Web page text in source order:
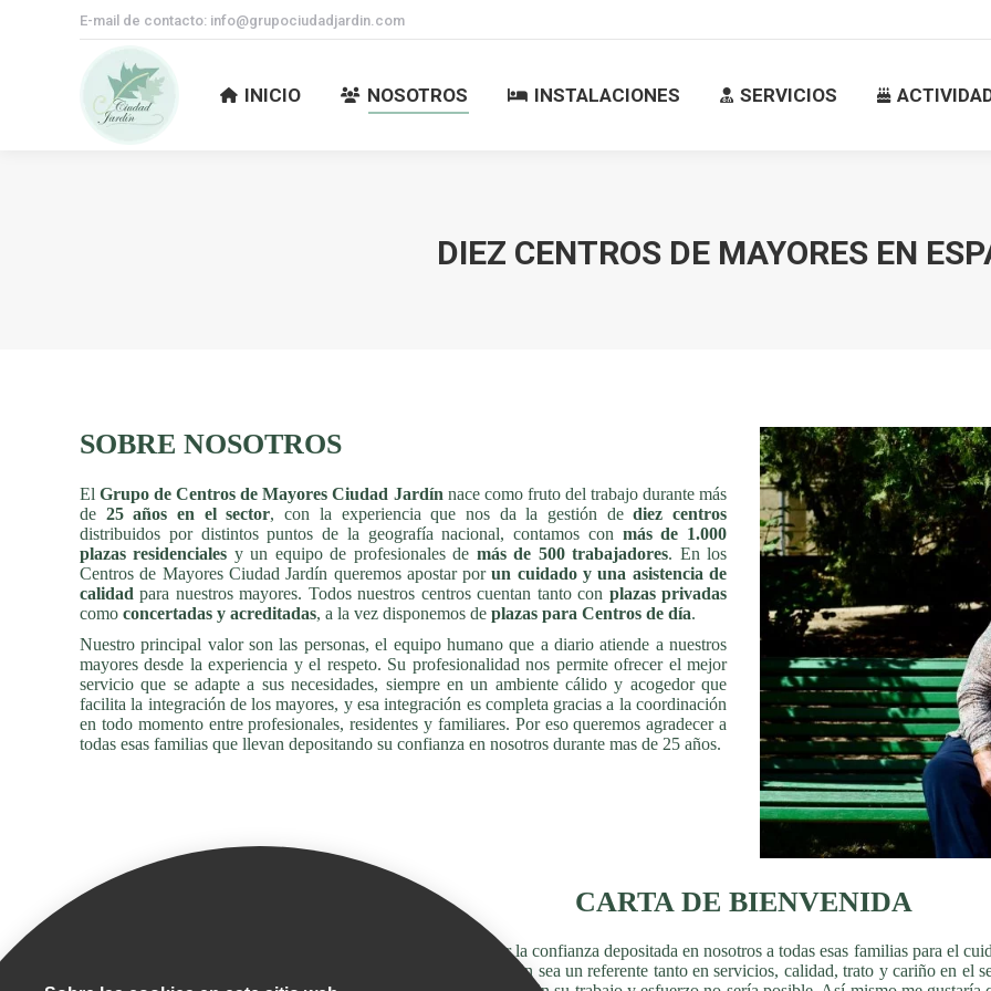
E-mail de contacto: info@grupociudadjardin.com
INICIO NOSOTROS INSTALACIONES SERVICIOS
DIEZ CENTROS DE MAYORES EN
SOBRE NOSOTROS
ElGrupo de Centros de Mayores Ciudad Jardín nace como fruto del trabajo durante más
de 25 años en el sector, con la experiencia que nos da la gestión dediez centros
distribuidos por distintos puntos de la geografía nacional, contamos con más de 1.000
plazas residenciales y un equipo de profesionales de más de 500 trabajadores. En los
Centros de Mayores Ciudad Jardín queremos apostar porun cuidado y una asistencia de
calidad para nuestros mayores. Todos nuestros centros cuentan tanto con plazas privadas
como concertadas y acreditadas, a la vez disponemos de plazas para Centros de día.
Nuestro principal valor son las personas, el equipo humano que a diario atiende a nuestros
mayores desde la experiencia y el respeto. Su profesionalidad nos permite ofrecer el mejor
servicio que se adapte a sus necesidades, siempre en un ambiente cálido y acogedor que
facilita la integración de los mayores, y esa integración es completa gracias a la coordinación
en todo momento entre profesionales, residentes y familiares. Por eso queremos agradecer a
todas esas familias que llevan depositando su confianza en nosotros durante mas de 25 años.
CARTA DE BIENVENIDA
Quiero aprovechar este espacio para agradecer la confianza depositada en nosotros a todas esas familias para el
a día para seguir mejorando y hacer que El Grupo Ciudad Jardin sea un referente tanto en servicios, calidad, trato y cariño en el